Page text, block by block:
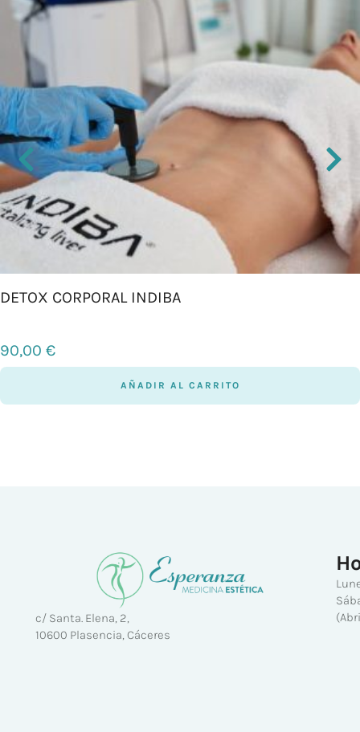
DETOX CORPORAL INDIBA
90,00 €
AÑADIR AL CARRITO
c/ Santa. Elena, 2,
10600 Plasencia, Cáceres